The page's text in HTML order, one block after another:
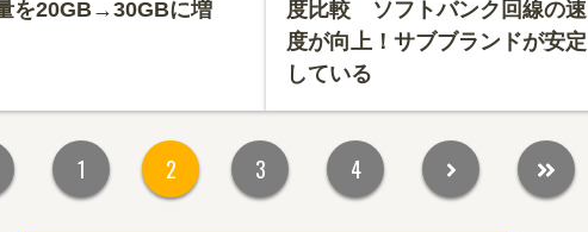
を20GB→30GBに増
度比較 ソフトバンク回線の速
度が向上！サブブランドが安定
している
1 2 3 4